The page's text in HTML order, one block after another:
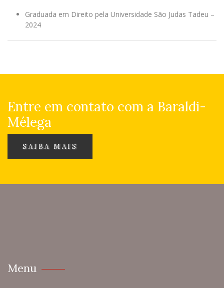
Graduada em Direito pela Universidade São Judas Tadeu –
2024
Entre em contato com a Baraldi-
Mélega
SAIBA MAIS
Menu